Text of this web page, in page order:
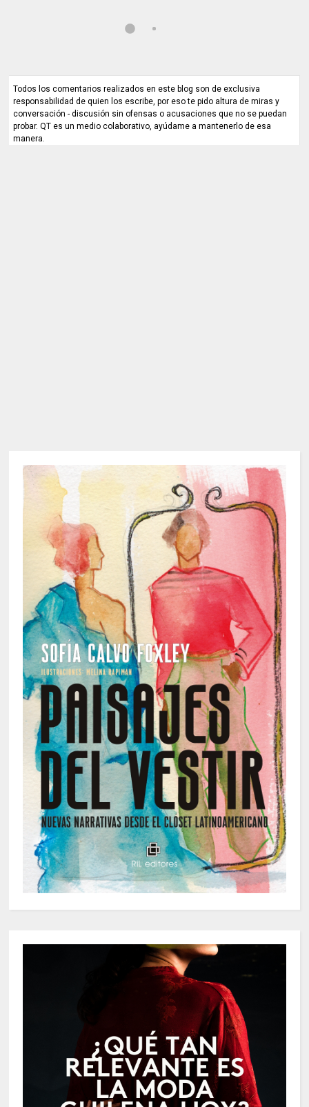
Todos los comentarios realizados en este blog son de exclusiva
responsabilidad de quien los escribe, por eso te pido altura de miras y
conversación - discusión sin ofensas o acusaciones que no se puedan
probar. QT es un medio colaborativo, ayúdame a mantenerlo de esa
manera.